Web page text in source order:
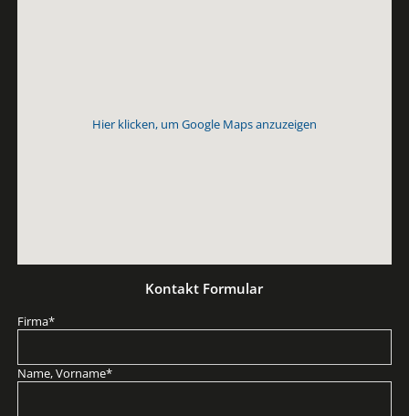
Hier klicken, um Google Maps anzuzeigen
Kontakt Formular
Pflichtfeld
Firma*
Pflichtfeld
Name, Vorname*